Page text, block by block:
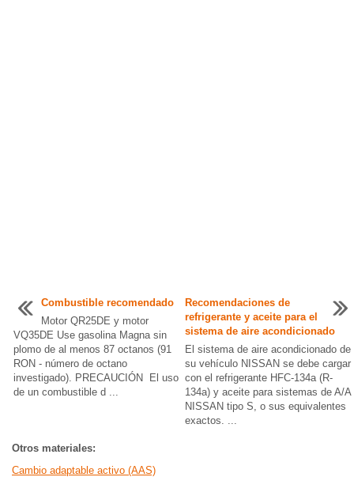
Combustible recomendado
Motor QR25DE y motor
VQ35DE Use gasolina Magna sin
plomo de al menos 87 octanos (91
RON - número de octano
investigado). PRECAUCIÓN El uso
de un combustible d ...
Recomendaciones de
refrigerante y aceite para el
sistema de aire acondicionado
El sistema de aire acondicionado de
su vehículo NISSAN se debe cargar
con el refrigerante HFC-134a (R-
134a) y aceite para sistemas de A/A
NISSAN tipo S, o sus equivalentes
exactos. ...
Otros materiales:
Cambio adaptable activo (AAS)